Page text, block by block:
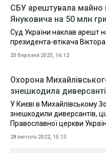
СБУ арештувала майно
Януковича на 50 млн
Суд України наклав арешт
президента-втікача
20 березня 2023, 16:12
Охорона
знешкодила
У Києві в Михайлівському
знешкодили диверсантів,
Православної церкви
28 лютого 2022, 15:13